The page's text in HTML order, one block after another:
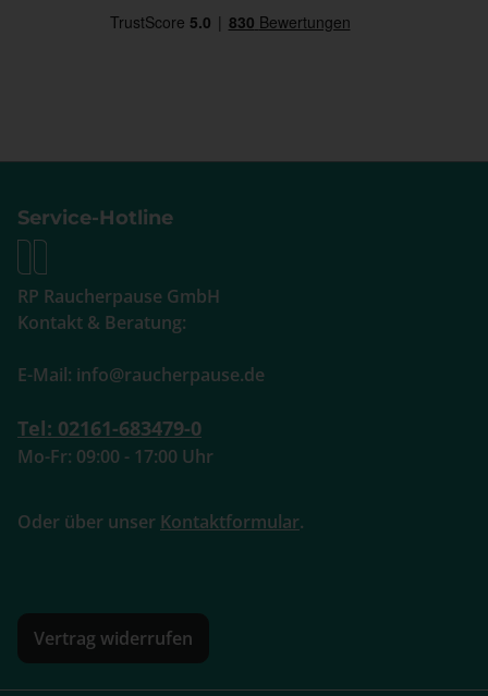
Service-Hotline
RP Raucherpause GmbH
Kontakt & Beratung:
E-Mail: info@raucherpause.de
Tel: 02161-683479-0
Mo-Fr: 09:00 - 17:00 Uhr
Oder über unser Kontaktformular.
Vertrag widerrufen